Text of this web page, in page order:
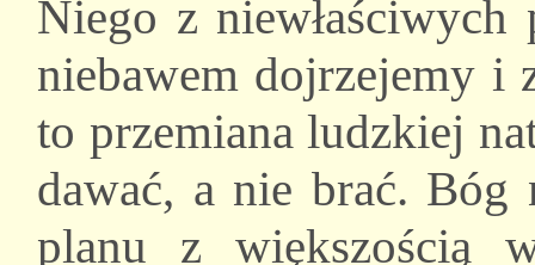
Niego z niewłaściwych
niebawem dojrzejemy i
to przemiana ludzkiej
dawać, a nie brać.
planu z większością